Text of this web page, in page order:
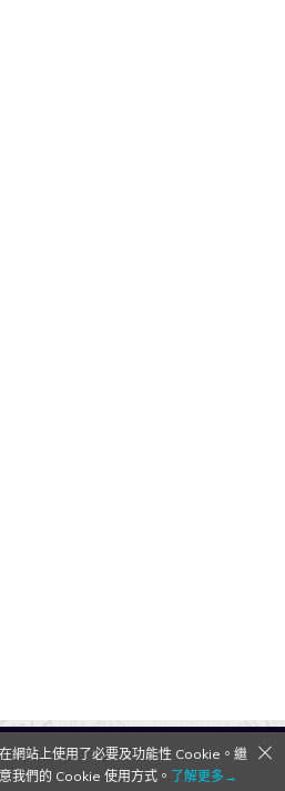
Limited © 2026
網站上使用了必要及功能性 Cookie。繼
我們的 Cookie 使用方式。 了解更多→